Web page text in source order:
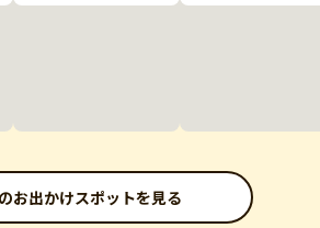
お出かけスポットを見る